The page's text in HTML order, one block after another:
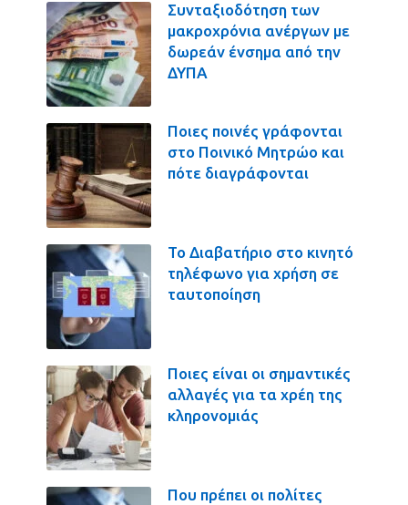
Συνταξιοδότηση των
μακροχρόνια ανέργων με
δωρεάν ένσημα από την
ΔΥΠΑ
Ποιες ποινές γράφονται
στο Ποινικό Μητρώο και
πότε διαγράφονται
Το Διαβατήριο στο κινητό
τηλέφωνο για χρήση σε
ταυτοποίηση
Ποιες είναι οι σημαντικές
αλλαγές για τα χρέη της
κληρονομιάς
Που πρέπει οι πολίτες